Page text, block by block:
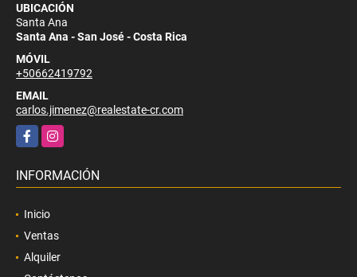
UBICACIÓN
Santa Ana
Santa Ana - San José - Costa Rica
MÓVIL
+50662419792
EMAIL
carlos.jimenez@realestate-cr.com
FacebookInstagram
INFORMACIÓN
Inicio
Ventas
Alquiler